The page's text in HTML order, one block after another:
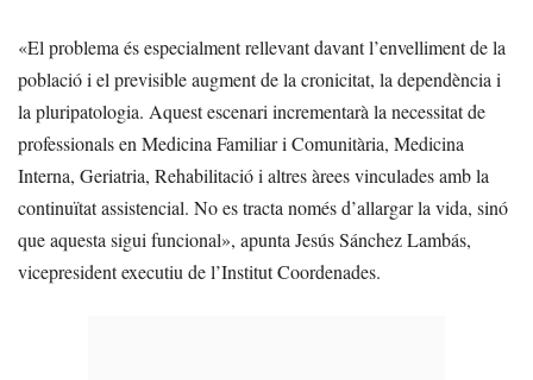
«El problema és especialment rellevant davant l’envelliment de la
població i el previsible augment de la cronicitat, la dependència i
la pluripatologia. Aquest escenari incrementarà la necessitat de
professionals en Medicina Familiar i Comunitària, Medicina
Interna, Geriatria, Rehabilitació i altres àrees vinculades amb la
continuïtat assistencial. No es tracta només d’allargar la vida, sinó
que aquesta sigui funcional», apunta Jesús Sánchez Lambás,
vicepresident executiu de l’Institut Coordenades.